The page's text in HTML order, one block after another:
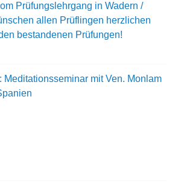
Prüfungslehrgang in Wadern /
allen Prüflingen herzlichen
bestandenen Prüfungen!
Meditationsseminar mit Ven. Monlam